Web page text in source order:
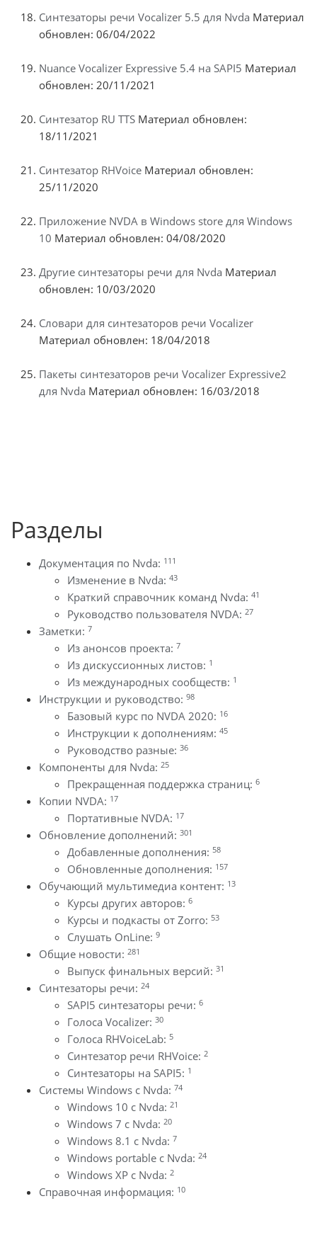
Синтезаторы речи Vocalizer 5.5 для Nvda Материал
обновлен: 06/04/2022
Nuance Vocalizer Expressive 5.4 на SAPI5 Материал
обновлен: 20/11/2021
Синтезатор RU TTS Материал обновлен:
18/11/2021
Синтезатор RHVoice Материал обновлен:
25/11/2020
Приложение NVDA в Windows store для Windows
10 Материал обновлен: 04/08/2020
Другие синтезаторы речи для Nvda Материал
обновлен: 10/03/2020
Словари для синтезаторов речи Vocalizer
Материал обновлен: 18/04/2018
Пакеты синтезаторов речи Vocalizer Expressive2
для Nvda Материал обновлен: 16/03/2018
Разделы
Документация по Nvda: 111
Изменение в Nvda: 43
Краткий справочник команд Nvda: 41
Руководство пользователя NVDA: 27
Заметки: 7
Из анонсов проекта: 7
Из дискуссионных листов: 1
Из международных сообществ: 1
Инструкции и руководство: 98
Базовый курс по NVDA 2020: 16
Инструкции к дополнениям: 45
Руководство разные: 36
Компоненты для Nvda: 25
Прекращенная поддержка страниц: 6
Копии NVDA: 17
Портативные NVDA: 17
Обновление дополнений: 301
Добавленные дополнения: 58
Обновленные дополнения: 157
Обучающий мультимедиа контент: 13
Курсы других авторов: 6
Курсы и подкасты от Zorro: 53
Слушать OnLine: 9
Общие новости: 281
Выпуск финальных версий: 31
Синтезаторы речи: 24
SAPI5 синтезаторы речи: 6
Голоса Vocalizer: 30
Голоса RHVoiceLab: 5
Синтезатор речи RHVoice: 2
Синтезаторы на SAPI5: 1
Системы Windows с Nvda: 74
Windows 10 с Nvda: 21
Windows 7 с Nvda: 20
Windows 8.1 с Nvda: 7
Windows portable с Nvda: 24
Windows XP с Nvda: 2
Справочная информация: 10